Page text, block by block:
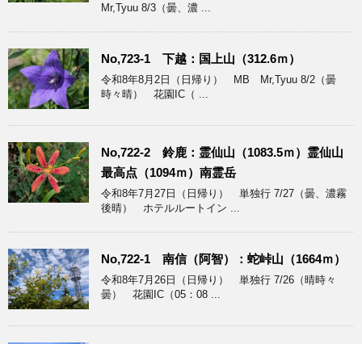
Mr,Tyuu 8/3（曇、濃 ...
No,723-1 下越：国上山（312.6ｍ）
令和8年8月2日（日帰り） MB Mr,Tyuu 8/2（曇
時々晴） 花園IC（ ...
No,722-2 鈴鹿：霊仙山（1083.5ｍ）霊仙山
最高点（1094ｍ）南霊岳
令和8年7月27日（日帰り） 単独行 7/27（曇、濃霧
後晴） ホテルルートイン ...
No,722-1 南信（阿智）：蛇峠山（1664ｍ）
令和8年7月26日（日帰り） 単独行 7/26（晴時々
曇） 花園IC（05：08 ...